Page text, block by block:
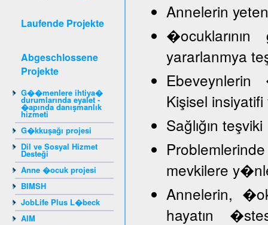
Laufende Projekte
Abgeschlossene
Projekte
G��menlere ihtiya�
durumlarında eyalet -
�apında danışmanlık
hizmeti
G�kkuşağı projesi
Dil ve Sosyal Hizmet
Desteği
Anne �ocuk projesi
BIMSH
JobLife Plus L�beck
AIM
Annelerin
yararlanmya
Kişisel
Sağlığın teşviki
mevkilere
Annelerin,
hayatın